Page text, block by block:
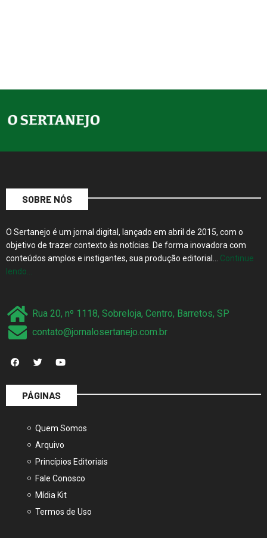
SOBRE NÓS
O Sertanejo é um jornal digital, lançado em abril de 2015, com o
objetivo de trazer contexto às notícias. De forma inovadora com
conteúdos amplos e instigantes, sua produção editorial… Continue
lendo…
Rua 20, nº 1118, Sobreloja, Centro, Barretos, SP
contato@jornalosertanejo.com.br
PÁGINAS
Quem Somos
Arquivo
Princípios Editoriais
Fale Conosco
Mídia Kit
Termos de Uso